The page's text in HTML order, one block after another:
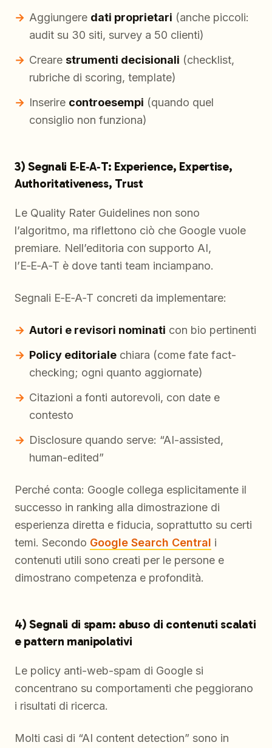
Aggiungere dati proprietari (anche piccoli:
audit su 30 siti, survey a 50 clienti)
Creare strumenti decisionali (checklist,
rubriche di scoring, template)
Inserire controesempi (quando quel
consiglio non funziona)
3) Segnali E‑E‑A‑T: Experience, Expertise,
Authoritativeness, Trust
Le Quality Rater Guidelines non sono
l’algoritmo, ma riflettono ciò che Google vuole
premiare. Nell’editoria con supporto AI,
l’E‑E‑A‑T è dove tanti team inciampano.
Segnali E‑E‑A‑T concreti da implementare:
Autori e revisori nominati con bio pertinenti
Policy editoriale chiara (come fate fact-
checking; ogni quanto aggiornate)
Citazioni a fonti autorevoli, con date e
contesto
Disclosure quando serve: “AI-assisted,
human-edited”
Perché conta: Google collega esplicitamente il
successo in ranking alla dimostrazione di
esperienza diretta e fiducia, soprattutto su certi
temi. Secondo Google Search Central i
contenuti utili sono creati per le persone e
dimostrano competenza e profondità.
4) Segnali di spam: abuso di contenuti scalati
e pattern manipolativi
Le policy anti-web-spam di Google si
concentrano su comportamenti che peggiorano
i risultati di ricerca.
Molti casi di “AI content detection” sono in